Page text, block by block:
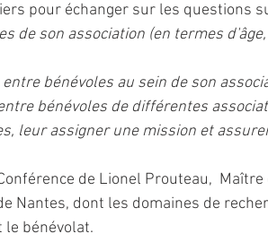
pour échanger sur les questions
de son association (en termes
bénévoles au sein de son
bénévoles de différentes
leur assigner une mission et
de Lionel Prouteau,
Nantes, dont les domaines de
le bénévolat.